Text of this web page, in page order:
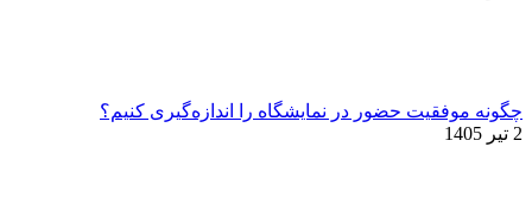
چگونه موفقیت حضور در نمایشگاه را اندازه‌گیری کنیم؟
2 تیر 1405